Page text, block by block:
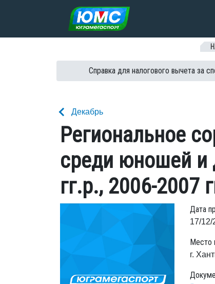
Перейти к содержанию
Справка для налогового вычета за
Декабрь
Региональное
среди юношей и
гг.р., 2006-2007
Дата
17/12/
Место
г.